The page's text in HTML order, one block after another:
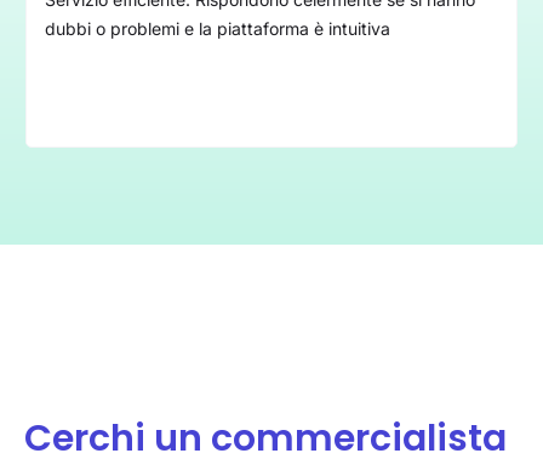
Posso solo dire che finalmente ho trovato un team di
Cerchi un commercialista